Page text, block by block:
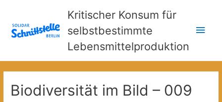
Kritischer Konsum für
selbstbestimmte
Lebensmittelproduktion
Biodiversität im Bild – 009